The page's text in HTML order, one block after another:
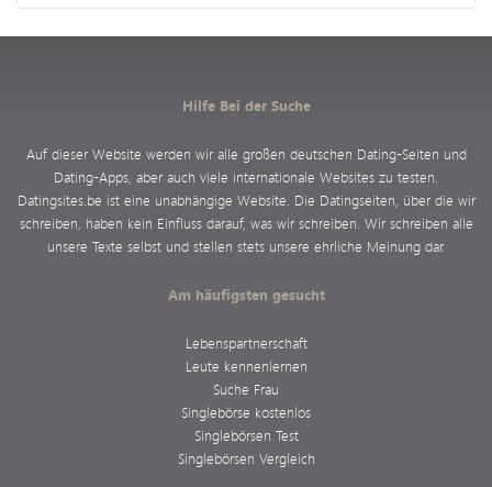
Hilfe Bei der Suche
Auf dieser Website werden wir alle großen deutschen Dating-Seiten und
Dating-Apps, aber auch viele internationale Websites zu testen.
Datingsites.be ist eine unabhängige Website. Die Datingseiten, über die wir
schreiben, haben kein Einfluss darauf, was wir schreiben. Wir schreiben alle
unsere Texte selbst und stellen stets unsere ehrliche Meinung dar.
Am häufigsten gesucht
Lebenspartnerschaft
Leute kennenlernen
Suche Frau
Singlebörse kostenlos
Singlebörsen Test
Singlebörsen Vergleich